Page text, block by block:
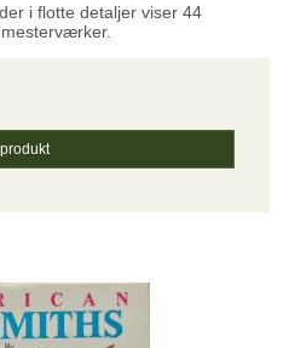
i flotte detaljer viser 44